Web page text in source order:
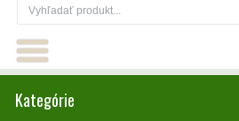
Kategórie